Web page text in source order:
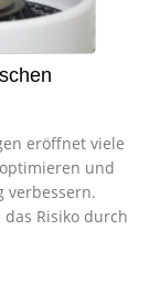
eröffnet viele
und
verbessern.
Risiko durch